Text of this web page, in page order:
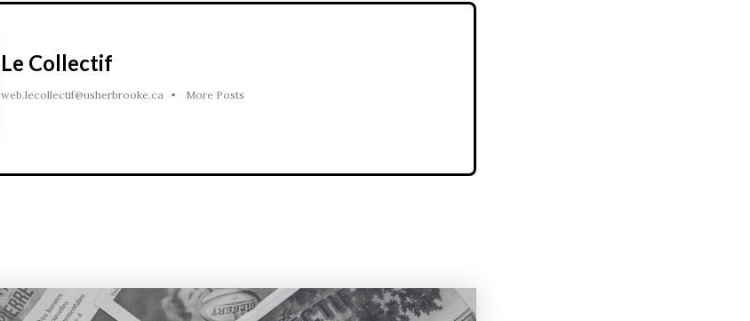
Le Collectif
web.lecollectif@usherbrooke.ca • More Posts